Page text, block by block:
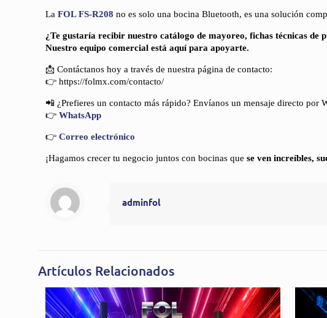
LaFOL FS-R208 no es solo una bocina Bluetooth, es una solución
¿Te gustaría recibir nuestro catálogo de mayoreo, fichas técnicas de
Nuestro equipo comercial está aquí para apoyarte.
📩 Contáctanos hoy a través de nuestra página de contacto:
👉 https://folmx.com/contacto/
📲 ¿Prefieres un contacto más rápido? Envíanos un mensaje directo por
👉WhatsApp
👉Correo electrónico
¡Hagamos crecer tu negocio juntos con bocinas quese ven increíbles,
adminfol
Artículos Relacionados